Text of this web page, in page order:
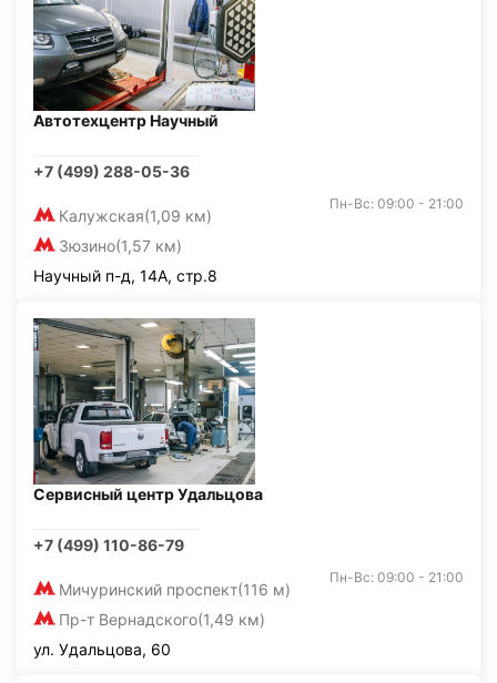
Автотехцентр Научный
+7 (499) 288-05-36
Калужская(1,09 км)
Зюзино(1,57 км)
Пн-Вс: 09:00 - 21:00
Научный п-д, 14А, стр.8
Сервисный центр Удальцова
+7 (499) 110-86-79
Мичуринский проспект(116 м)
Пр-т Вернадского(1,49 км)
Пн-Вс: 09:00 - 21:00
ул. Удальцова, 60